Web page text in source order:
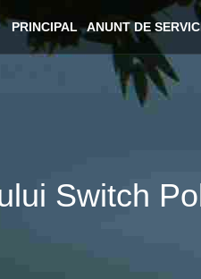
PRINCIPAL ANUNT DE
Switch